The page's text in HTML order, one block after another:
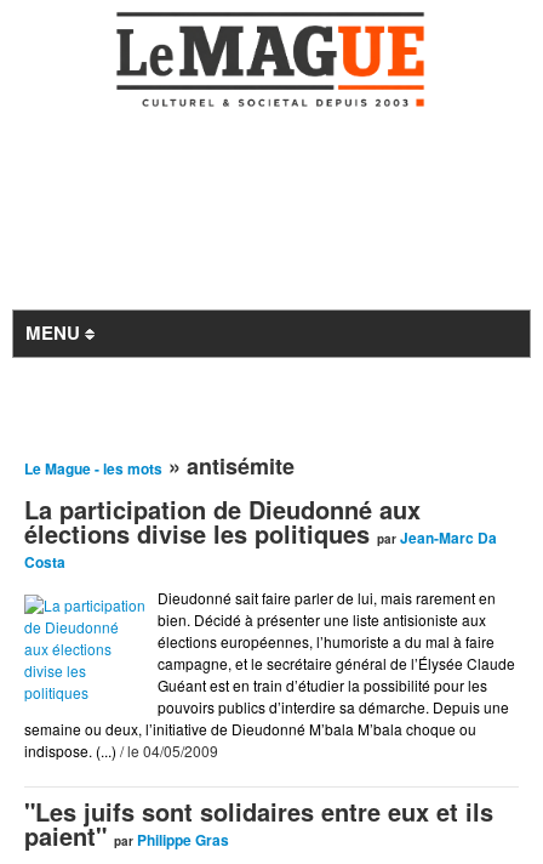
MENU
À la Une
Archives
Arts
Blog Actu
Chroniques DVD
Cinéma
Coup de Coeur
Coup de Pompe
Le Mague - les mots » antisémite
La participation de Dieudonné aux
élections divise les politiques par Jean-Marc Da
Costa
Dieudonné sait faire parler de lui, mais rarement en
bien. Décidé à présenter une liste antisioniste aux
élections européennes, l’humoriste a du mal à faire
campagne, et le secrétaire général de l’Élysée Claude
Guéant est en train d’étudier la possibilité pour les
pouvoirs publics d’interdire sa démarche. Depuis une
semaine ou deux, l’initiative de Dieudonné M’bala M’bala choque ou
indispose. (...) / le 04/05/2009
"Les juifs sont solidaires entre eux et ils
paient" par Philippe Gras